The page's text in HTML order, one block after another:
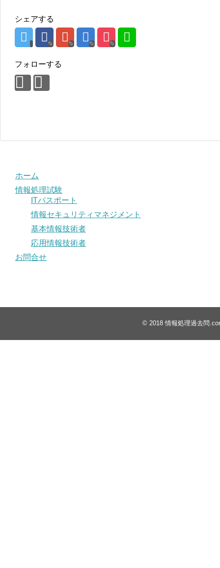
シェアする
フォローする
ホーム
情報処理試験
ITパスポート
情報セキュリティマネジメント
基本情報技術者
応用情報技術者
お問合せ
© 2018 情報処理過去問